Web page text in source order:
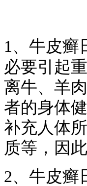
1、 牛皮癣
必要引起
离牛、羊
者的身体
补充人体
质等，因
2、 牛皮癣